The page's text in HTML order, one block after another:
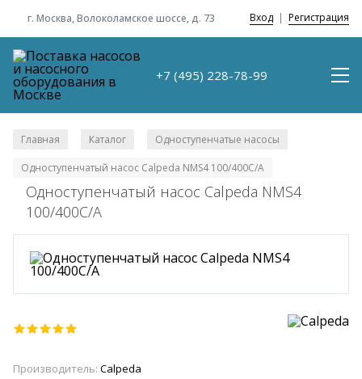
г. Москва, Волоколамское шоссе, д. 73 Вход | Регистрация
+7 (495) 228-78-99
Главная Каталог Одноступенчатые насосы
Одноступенчатый насос Calpeda NMS4 100/400C/A
Одноступенчатый насос Calpeda NMS4
100/400C/A
Производитель: Calpeda